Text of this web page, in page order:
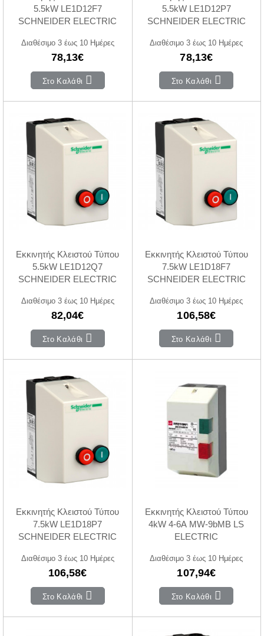
5.5kW LE1D12F7
SCHNEIDER ELECTRIC
Διαθέσιμο 3 έως 10 Ημέρες
78,13€
Στο Καλάθι
5.5kW LE1D12P7
SCHNEIDER ELECTRIC
Διαθέσιμο 3 έως 10 Ημέρες
78,13€
Στο Καλάθι
Εκκινητής Κλειστού Τύπου
5.5kW LE1D12Q7
SCHNEIDER ELECTRIC
Διαθέσιμο 3 έως 10 Ημέρες
82,04€
Στο Καλάθι
Εκκινητής Κλειστού Τύπου
7.5kW LE1D18F7
SCHNEIDER ELECTRIC
Διαθέσιμο 3 έως 10 Ημέρες
106,58€
Στο Καλάθι
Εκκινητής Κλειστού Τύπου
7.5kW LE1D18P7
SCHNEIDER ELECTRIC
Διαθέσιμο 3 έως 10 Ημέρες
106,58€
Στο Καλάθι
Εκκινητής Κλειστού Τύπου
4kW 4-6A MW-9bMB LS
ELECTRIC
Διαθέσιμο 3 έως 10 Ημέρες
107,94€
Στο Καλάθι